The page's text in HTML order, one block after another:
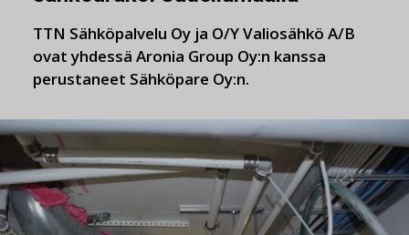
TTN Sähköpalvelu Oy ja O/Y Valiosähkö A/B
ovat yhdessä Aronia Group Oy:n kanssa
perustaneet Sähköpare Oy:n.